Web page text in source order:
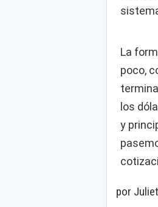
La
poco,
los
y
por